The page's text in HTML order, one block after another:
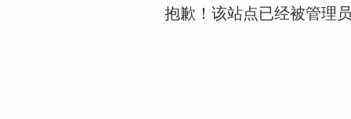
抱歉！该站点已经被管理